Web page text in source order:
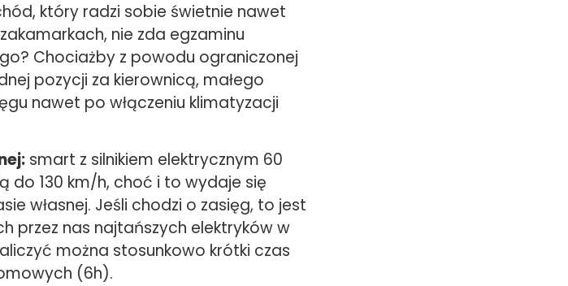
który radzi sobie świetnie nawet
nie zda egzaminu
Chociażby z powodu ograniczonej
pozycji za kierownicą, małego
nawet po włączeniu klimatyzacji
smart z silnikiem elektrycznym 60
do 130 km/h, choć i to wydaje się
własnej. Jeśli chodzi o zasięg, to jest
przez nas najtańszych elektryków w
można stosunkowo krótki czas
(6h).